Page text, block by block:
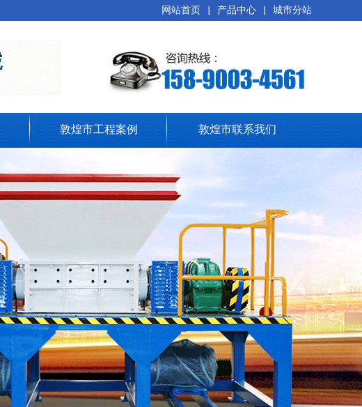
网站首页 产品中心 城市分站
敦煌市工程案例 敦煌市联系我们